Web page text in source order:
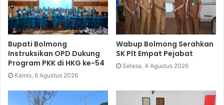
Bupati Bolmong
Instruksikan OPD Dukung
Program PKK di HKG ke-54
Kamis, 6 Agustus 2026
Wabup Bolmong Serahkan
SK Plt Empat Pejabat
Selasa, 4 Agustus 2026